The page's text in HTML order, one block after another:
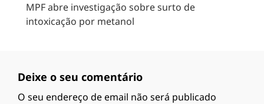
MPF abre investigação sobre surto de
intoxicação por metanol
Deixe o seu comentário
O seu endereço de email não será publicado